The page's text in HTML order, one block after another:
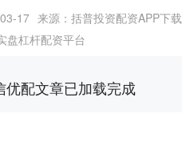
17 来源：括普投资配资APP下载
盘杠杆配资平台
优配文章已加载完成